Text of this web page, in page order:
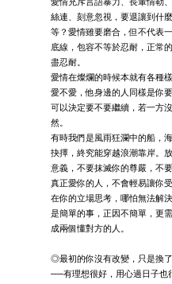
絲連、刻意忽視，要退讓到什
等？愛情雖要磨合，但不代表
底線，包容不等於忍耐，正常
盡忍耐。
愛情在燦爛的時候本就有各種
愛不愛，他身邊的人同樣是你
可以決定要不要繼續，若一方
然。
有時我們是風雨狂瀾中的船，
抉擇，終究能穿越浪潮靠岸。
意義，不要抹滅你的尊嚴，不
真正愛你的人，不會輕易讓你
在你的立場思考，哪怕無法解
是簡單的事，正因不簡單，更
成兩個懂對方的人。
◎最初的你沒有改變，只是換了
──有理想很好，用心過日子也